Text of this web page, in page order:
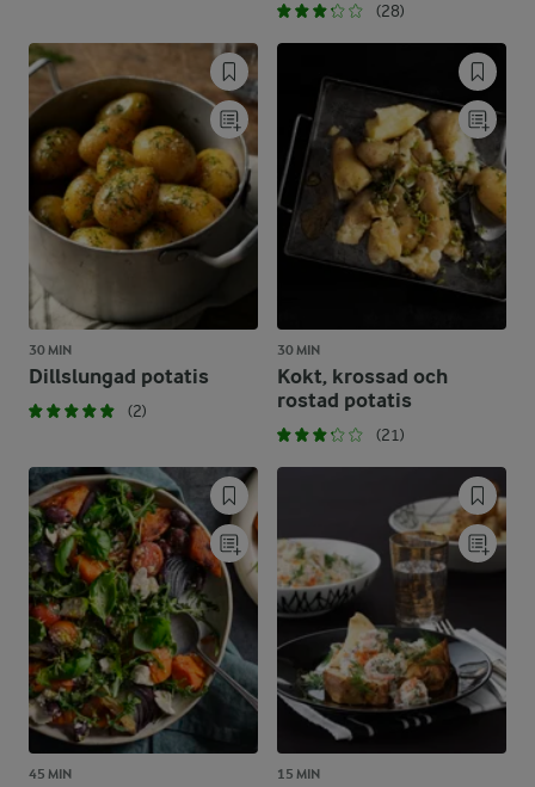
(28)
30 MIN
Dillslungad potatis
(2)
30 MIN
Kokt, krossad och
rostad potatis
(21)
45 MIN 15 MIN